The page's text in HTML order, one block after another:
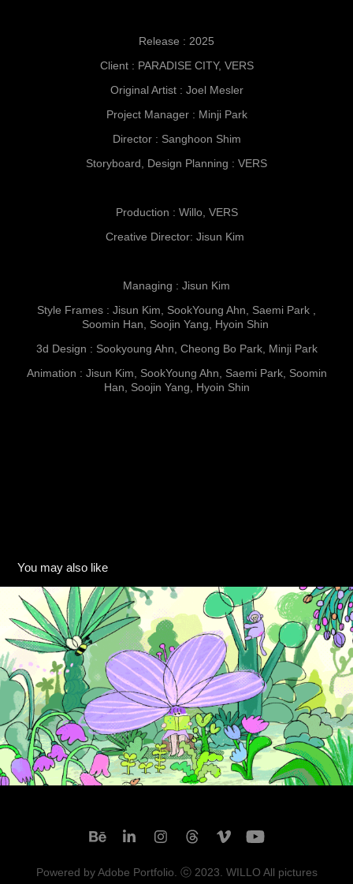
Release : 2025
Client : PARADISE CITY, VERS
Original Artist : Joel Mesler
Project Manager : Minji Park
Director : Sanghoon Shim
Storyboard, Design Planning : VERS
Production : Willo, VERS
Creative Director: Jisun Kim
Managing : Jisun Kim
Style Frames : Jisun Kim, SookYoung Ahn, Saemi Park ,
Soomin Han, Soojin Yang, Hyoin Shin
3d Design : Sookyoung Ahn, Cheong Bo Park, Minji Park
Animation : Jisun Kim, SookYoung Ahn, Saemi Park, Soomin
Han, Soojin Yang, Hyoin Shin
You may also like
[이담 ENT] IUTV Title PKG
Powered byAdobe Portfolio. ⓒ 2023. WILLO All pictures